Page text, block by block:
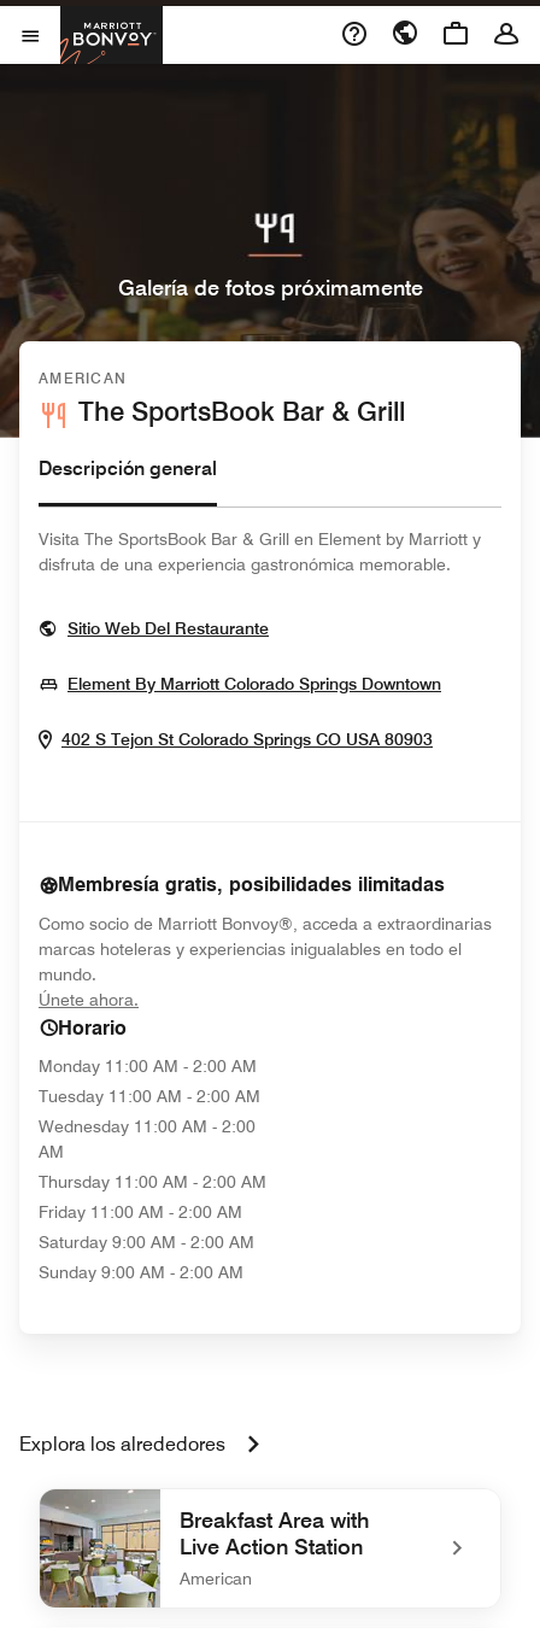
Skip to Content
Abrir el menú
Marriott Bonvoy
Galería de fotos próximamente
AMERICAN
The SportsBook Bar & Grill
Descripción general
Visita The SportsBook Bar & Grill en Element by Marriott y
disfruta de una experiencia gastronómica memorable.
Sitio Web Del RestauranteOpens In New Window
Element By Marriott Colorado Springs DowntownOpens In
402 S Tejon St Colorado Springs CO USA 80903Opens In
Membresía gratis, posibilidades ilimitadas
Como socio de Marriott Bonvoy®, acceda a extraordinarias
marcas hoteleras y experiencias inigualables en todo el
mundo.
Únete ahora.
Horario
Monday 11:00 AM - 2:00 AM
Tuesday 11:00 AM - 2:00 AM
Wednesday 11:00 AM - 2:00
AM
Thursday 11:00 AM - 2:00 AM
Friday 11:00 AM - 2:00 AM
Saturday 9:00 AM - 2:00 AM
Sunday 9:00 AM - 2:00 AM
Explora los alrededores
Breakfast Area with
Live Action Station
American